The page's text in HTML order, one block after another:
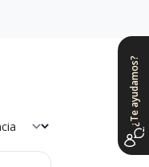
¿Te ayudamos?